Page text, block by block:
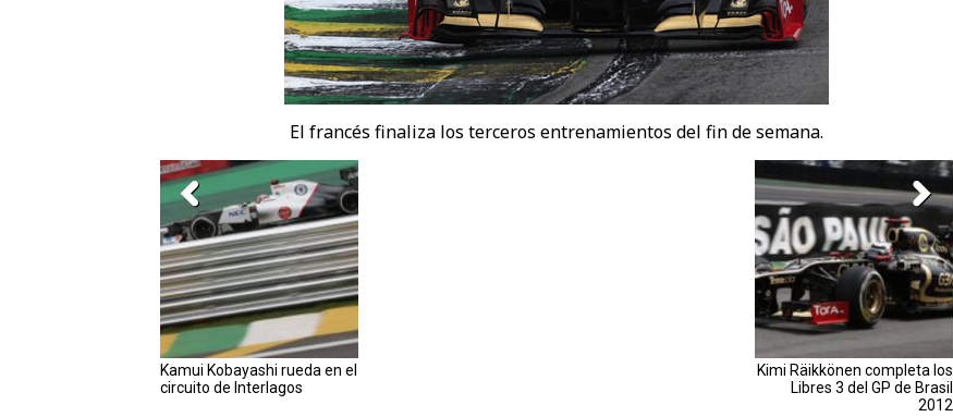
El francés finaliza los terceros entrenamientos del fin de semana.
Kamui Kobayashi rueda en el
circuito de Interlagos
Kimi Räikkönen completa los
Libres 3 del GP de Brasil
2012